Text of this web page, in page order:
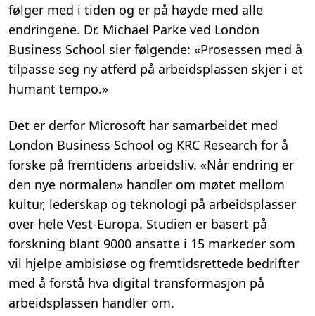
følger med i tiden og er på høyde med alle
endringene. Dr. Michael Parke ved London
Business School sier følgende: «Prosessen med å
tilpasse seg ny atferd på arbeidsplassen skjer i et
humant tempo.»
Det er derfor Microsoft har samarbeidet med
London Business School og KRC Research for å
forske på fremtidens arbeidsliv. «Når endring er
den nye normalen» handler om møtet mellom
kultur, lederskap og teknologi på arbeidsplasser
over hele Vest-Europa. Studien er basert på
forskning blant 9000 ansatte i 15 markeder som
vil hjelpe ambisiøse og fremtidsrettede bedrifter
med å forstå hva digital transformasjon på
arbeidsplassen handler om.